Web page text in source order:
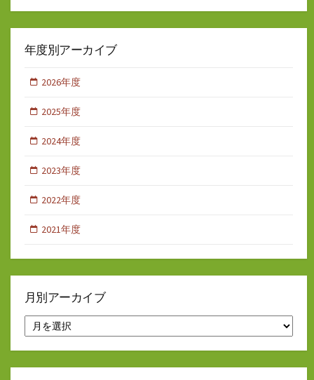
年度別アーカイブ
2026年度
2025年度
2024年度
2023年度
2022年度
2021年度
月別アーカイブ
別
ア